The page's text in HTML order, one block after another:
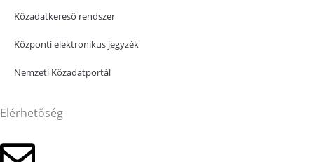
Közadatkereső rendszer
Központi elektronikus jegyzék
Nemzeti Közadatportál
Elérhetőség